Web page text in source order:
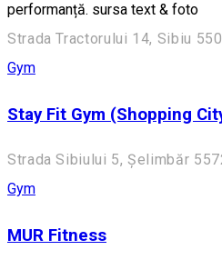
performanță. sursa text & foto
Strada Tractorului 14, Sibiu
Gym
Stay Fit Gym (Shopping
Strada Sibiului 5, Șelimbăr
Gym
MUR Fitness